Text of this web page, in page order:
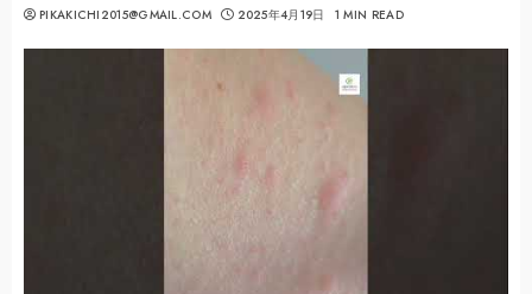
PIKAKICHI2015@GMAIL.COM 2025年4月19日 1 MIN READ